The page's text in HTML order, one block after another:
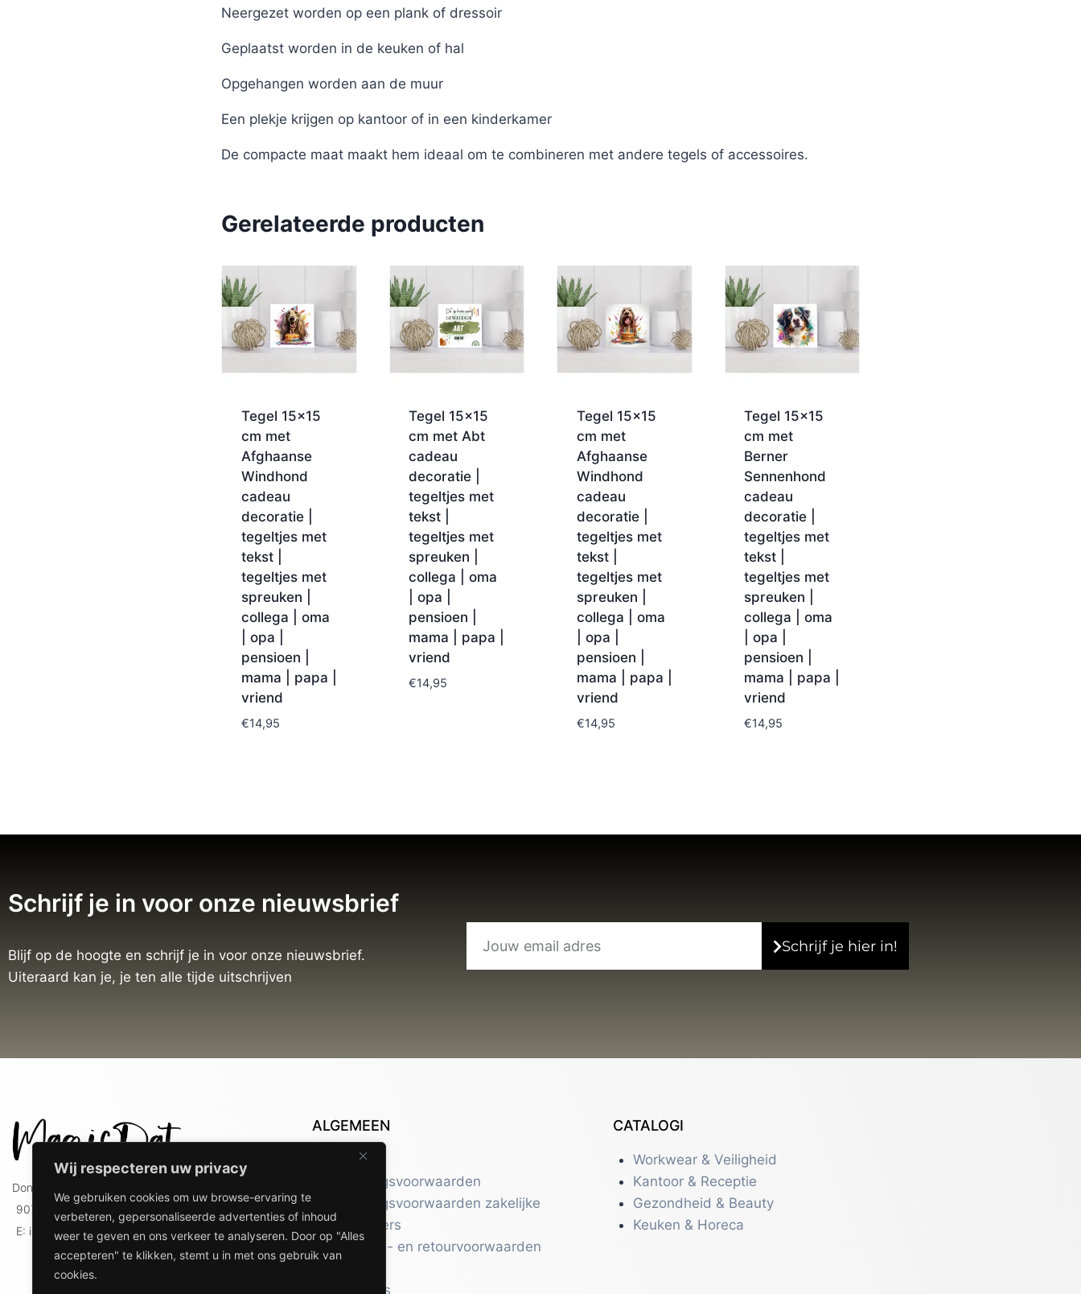
Wij respecteren uw privacy
We gebruiken cookies om uw browse-ervaring te
verbeteren, gepersonaliseerde advertenties of inhoud
weer te geven en ons verkeer te analyseren. Door op "Alles
accepteren" te klikken, stemt u in met ons gebruik van
cookies.
Neergezet worden op een plank of dressoir
Geplaatst worden in de keuken of hal
Opgehangen worden aan de muur
Een plekje krijgen op kantoor of in een kinderkamer
De compacte maat maakt hem ideaal om te combineren met andere tegels of accessoires.
Gerelateerde producten
Tegel 15×15
cm met
Afghaanse
Windhond
cadeau
decoratie |
tegeltjes met
tekst |
tegeltjes met
spreuken |
collega | oma
| opa |
pensioen |
mama | papa |
vriend
€14,95
Tegel 15×15
cm met Abt
cadeau
decoratie |
tegeltjes met
tekst |
tegeltjes met
spreuken |
collega | oma
| opa |
pensioen |
mama | papa |
vriend
€14,95
Tegel 15×15
cm met
Afghaanse
Windhond
cadeau
decoratie |
tegeltjes met
tekst |
tegeltjes met
spreuken |
collega | oma
| opa |
pensioen |
mama | papa |
vriend
€14,95
Tegel 15×15
cm met
Berner
Sennenhond
cadeau
decoratie |
tegeltjes met
tekst |
tegeltjes met
spreuken |
collega | oma
| opa |
pensioen |
mama | papa |
vriend
€14,95
Schrijf je in voor onze nieuwsbrief
Blijf op de hoogte en schrijf je in voor onze nieuwsbrief.
Uiteraard kan je, je ten alle tijde uitschrijven
Schrijf je hier in!
Doniaweg 9
9074 AE Hallum
E: info@magicdat.nl
ALGEMEEN
Contact
Leveringsvoorwaarden
Leveringsvoorwaarden zakelijke
gebruikers
Verzend- en retourvoorwaarden
Over ons
CATALOGI
Workwear & Veiligheid
Kantoor & Receptie
Gezondheid & Beauty
Keuken & Horeca